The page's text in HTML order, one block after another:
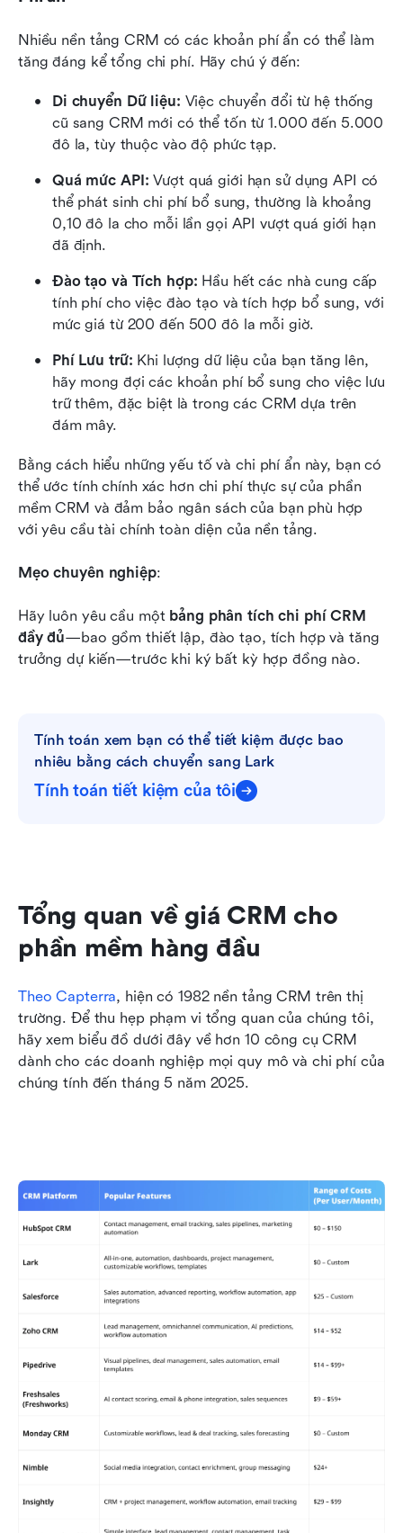
Nhiều nền tảng CRM có các khoản phí ẩn có thể làm
tăng đáng kể tổng chi phí. Hãy chú ý đến:
Di chuyển Dữ liệu: Việc chuyển đổi từ hệ thống
cũ sang CRM mới có thể tốn từ 1.000 đến 5.000
đô la, tùy thuộc vào độ phức tạp.
Quá mức API: Vượt quá giới hạn sử dụng API có
thể phát sinh chi phí bổ sung, thường là khoảng
0,10 đô la cho mỗi lần gọi API vượt quá giới hạn
đã định.
Đào tạo và Tích hợp: Hầu hết các nhà cung cấp
tính phí cho việc đào tạo và tích hợp bổ sung, với
mức giá từ 200 đến 500 đô la mỗi giờ.
Phí Lưu trữ: Khi lượng dữ liệu của bạn tăng lên,
hãy mong đợi các khoản phí bổ sung cho việc lưu
trữ thêm, đặc biệt là trong các CRM dựa trên
đám mây.
Bằng cách hiểu những yếu tố và chi phí ẩn này, bạn có
thể ước tính chính xác hơn chi phí thực sự của phần
mềm CRM và đảm bảo ngân sách của bạn phù hợp
với yêu cầu tài chính toàn diện của nền tảng.
Mẹo chuyên nghiệp:
Hãy luôn yêu cầu một bảng phân tích chi phí CRM
đầy đủ—bao gồm thiết lập, đào tạo, tích hợp và tăng
trưởng dự kiến—trước khi ký bất kỳ hợp đồng nào.
Tính toán xem bạn có thể tiết kiệm được bao
nhiêu bằng cách chuyển sang Lark
Tính toán tiết kiệm của tôi
Tổng quan về giá CRM cho
phần mềm hàng đầu
Theo Capterra, hiện có 1982 nền tảng CRM trên thị
trường. Để thu hẹp phạm vi tổng quan của chúng tôi,
hãy xem biểu đồ dưới đây về hơn 10 công cụ CRM
dành cho các doanh nghiệp mọi quy mô và chi phí của
chúng tính đến tháng 5 năm 2025.